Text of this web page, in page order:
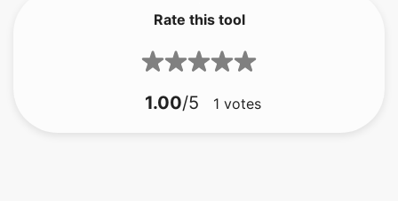
1.00/5 1 votes